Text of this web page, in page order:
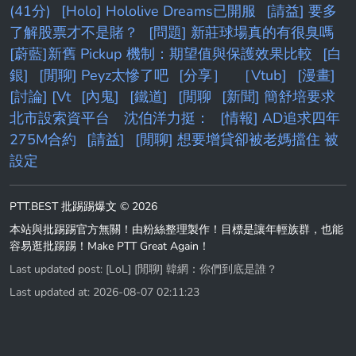
(41分)
[Holo] Hololive Dreams已開服
[請益] 要多
了解股票才不是賭？
[問題] 新莊球場真的有很臭嗎
[蔚藍]新舊 Pickup 機制：期望值與保護效果比較
[白
銀]
[閒聊] Peyz太慘了吧 [分享］ ［Vtub]
[漫畫]
[討論] [Vt
[內鬼] [鐵道] [閒聊
[新聞] 簡舒培要求
北市設索資平台 沈伯洋力挺：
[情報] AD追求四年
275M合約
[請益]
[閒聊] 想要增貸卻被老媽擋住 被
設定
PTT.BEST 批踢踢爆文 © 2026
本站與批踢踢官方無關！由粉絲整理製作！目標是讓年輕族群，也能
容易逛批踢踢！Make PTT Great Again！
Last updated post: [LoL] [閒聊] 韓網：你們到底是誰？
Last updated at: 2026-08-07 02:11:23